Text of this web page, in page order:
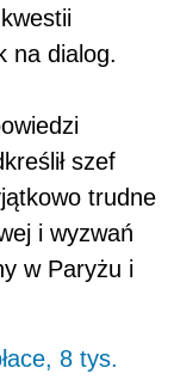
na dialog.
szef
trudne
i wyzwań
w Paryżu i
8 tys.